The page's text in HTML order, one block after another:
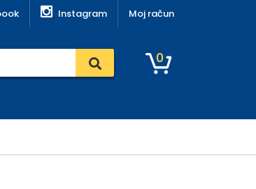
Instagram Moj račun
0